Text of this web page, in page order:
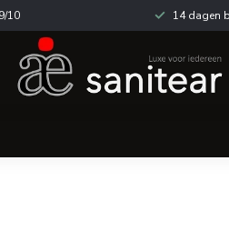
10 14 dagen